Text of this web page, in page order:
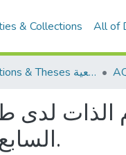
& Collections All of
Dissertations & Theses الرسائل الجامعية
الذات
السابع الأساسي.